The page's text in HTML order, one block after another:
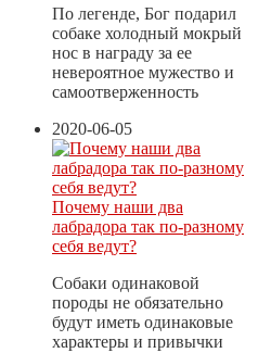
По легенде, Бог подарил
собаке холодный мокрый
нос в награду за ее
невероятное мужество и
самоотверженность
2020-06-05
Почему наши два
лабрадора так по-разному
себя ведут?
Собаки одинаковой
породы не обязательно
будут иметь одинаковые
характеры и привычки